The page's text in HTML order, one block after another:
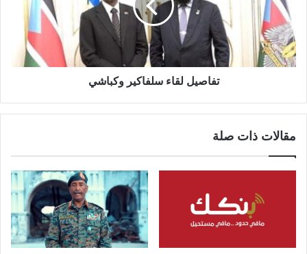
تفاصيل لقاء سلفاكير وكباشي
مقالات ذات صلة